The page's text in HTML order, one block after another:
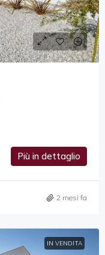
Più in dettaglio
2 mesi fa
IN VENDITA